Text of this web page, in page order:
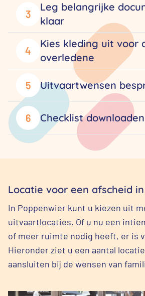
3
Leg belangrijke
klaar
4
Kies kleding uit voor
overledene
5 Uitvaartwensen
6 Checklist downloaden
Locatie voor een afscheid
In Poppenwier kunt u kiezen uit
uitvaartlocaties. Of u nu een
of meer ruimte nodig heeft, er is
Hieronder ziet u een aantal
aansluiten bij de wensen van